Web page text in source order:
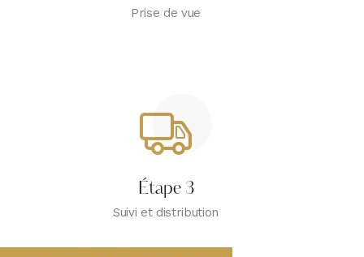
Prise de vue
Étape 3
Suivi et distribution